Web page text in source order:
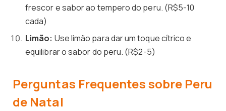
frescor e sabor ao tempero do peru. (R$5-10
cada)
Limão: Use limão para dar um toque cítrico e
equilibrar o sabor do peru. (R$2-5)
Perguntas Frequentes sobre Peru
de Natal